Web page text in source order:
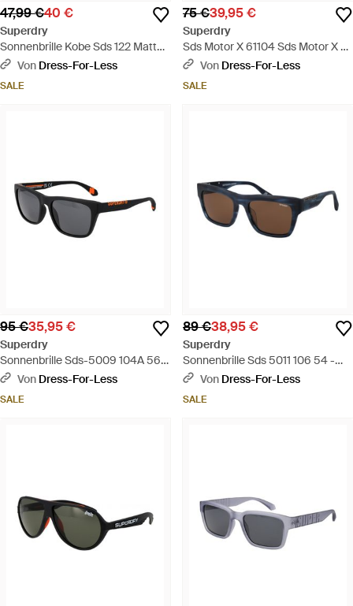
47,99 €40 €
Superdry
Sonnenbrille Kobe Sds 122 Matt
Gummiert Schildpatt Grau Gelb
Von Dress-For-Less
SALE
75 €39,95 €
Superdry
Sds Motor X 61104 Sds Motor X 61
104 Sonnenbrille - Schwarz
Von Dress-For-Less
SALE
95 €35,95 €
Superdry
Sonnenbrille Sds-5009 104A 56 -
Schwarz
Von Dress-For-Less
SALE
89 €38,95 €
Superdry
Sonnenbrille Sds 5011 106 54 -
BlauVon Dress-For-Less
SALE